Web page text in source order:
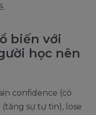
biến với
học nên
confidence (có
sự tự tin), lose